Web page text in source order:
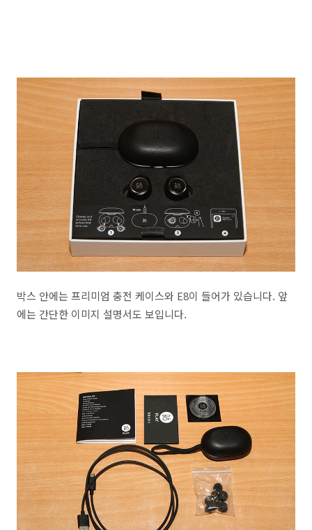
박스 안에는 프리미엄 충전 케이스와 E8이 들어가 있습니다. 앞
에는 간단한 이미지 설명서도 보입니다.